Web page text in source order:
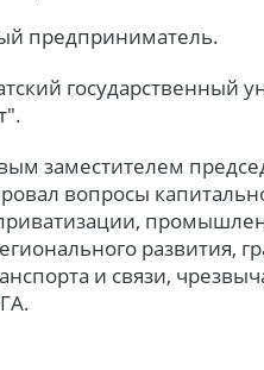
предприниматель.
государственный
заместителем
вопросы
развития,
и связи,